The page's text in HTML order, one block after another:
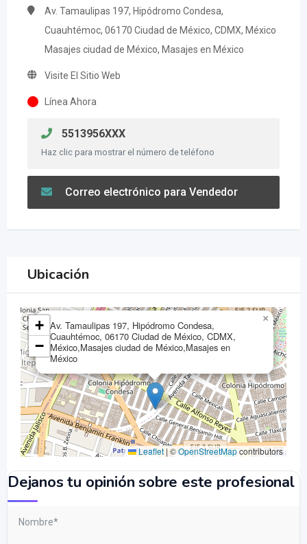
Av. Tamaulipas 197, Hipódromo Condesa,
Cuauhtémoc, 06170 Ciudad de México, CDMX, México
Masajes ciudad de México, Masajes en México
Visite El Sitio Web
Línea Ahora
5513956XXX
Haz clic para mostrar el número de teléfono
Correo electrónico para Vendedor
Ubicación
Av. Tamaulipas 197, Hipódromo Condesa,
Cuauhtémoc, 06170 Ciudad de México, CDMX,
México,Masajes ciudad de México,Masajes en
México
×
+
−
Leaflet |©OpenStreetMapcontributors
Dejanos tu opinión sobre este profesional